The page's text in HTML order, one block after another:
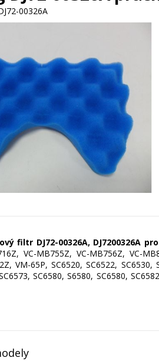
00326A
filtr DJ72-00326A, DJ7200326A
VC-MB755Z, VC-MB756Z, VC-
VM-65P, SC6520, SC6522, SC6530,
SC6580, S6580, SC6580,